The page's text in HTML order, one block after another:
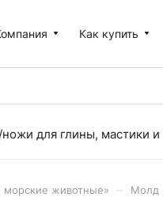
Как купить
для глины, мастики и
животные» Молд